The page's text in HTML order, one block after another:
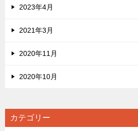
2023年4月
2021年3月
2020年11月
2020年10月
カテゴリー